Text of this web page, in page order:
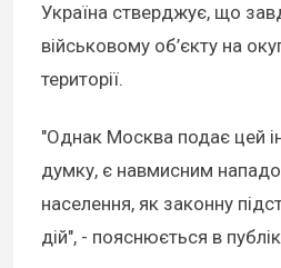
Україна стверджує, що
військовому об’єкту на
території.
"Однак Москва подає цей
думку, є навмисним
населення, як законну
дій", - пояснюється в